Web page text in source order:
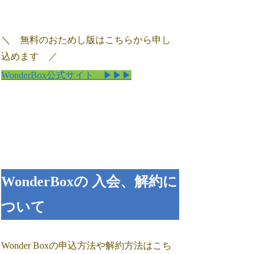
＼ 無料のおためし版はこちらから申し
込めます ／
WonderBox公式サイト ▶▶▶
WonderBoxの 入会、解約に
ついて
Wonder Boxの申込方法や解約方法はこち